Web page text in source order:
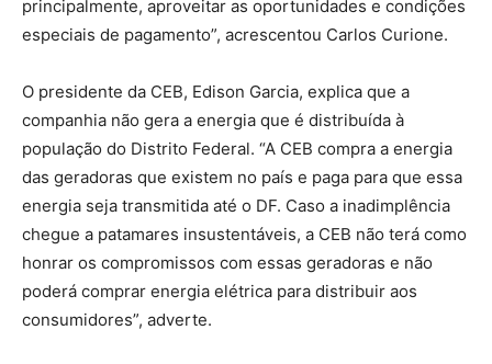
principalmente, aproveitar as oportunidades e condições
especiais de pagamento”, acrescentou Carlos Curione.
O presidente da CEB, Edison Garcia, explica que a
companhia não gera a energia que é distribuída à
população do Distrito Federal. “A CEB compra a energia
das geradoras que existem no país e paga para que essa
energia seja transmitida até o DF. Caso a inadimplência
chegue a patamares insustentáveis, a CEB não terá como
honrar os compromissos com essas geradoras e não
poderá comprar energia elétrica para distribuir aos
consumidores”, adverte.